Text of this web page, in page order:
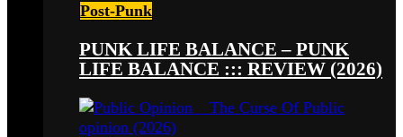
Post-Punk
PUNK LIFE BALANCE – PUNK
LIFE BALANCE ::: REVIEW (2026)